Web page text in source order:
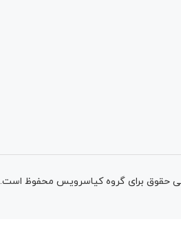
حقوق برای گروه کیاسرویس محفوظ است.